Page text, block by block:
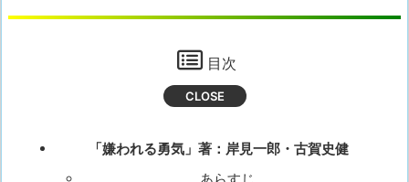
目次
「嫌われる勇気」著：岸見一郎・古賀史健